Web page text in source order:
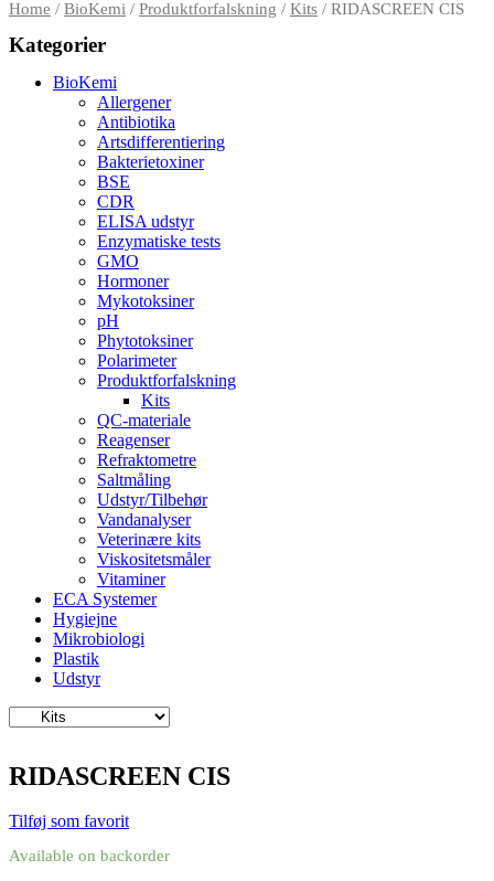
Home / BioKemi / Produktforfalskning / Kits / RIDASCREEN CIS
Kategorier
BioKemi
Allergener
Antibiotika
Artsdifferentiering
Bakterietoxiner
BSE
CDR
ELISA udstyr
Enzymatiske tests
GMO
Hormoner
Mykotoksiner
pH
Phytotoksiner
Polarimeter
Produktforfalskning
Kits
QC-materiale
Reagenser
Refraktometre
Saltmåling
Udstyr/Tilbehør
Vandanalyser
Veterinære kits
Viskositetsmåler
Vitaminer
ECA Systemer
Hygiejne
Mikrobiologi
Plastik
Udstyr
RIDASCREEN CIS
Tilføj som favorit
Available on backorder